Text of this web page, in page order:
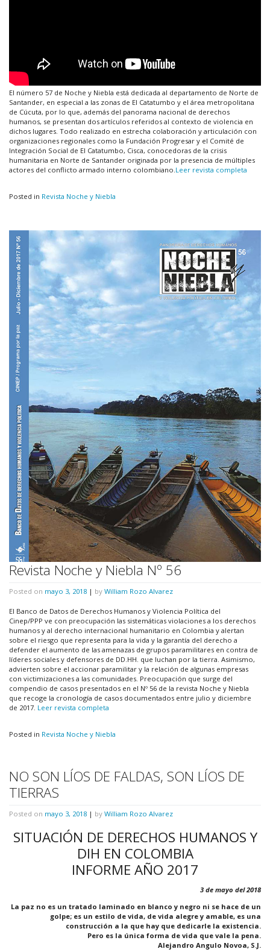
El número 57 de Noche y Niebla está dedicada al departamento de Norte de
Santander, en especial a las zonas de El Catatumbo y el área metropolitana
de Cúcuta, por lo que, además del panorama nacional de derechos
humanos, se presentan dos artículos referidos al contexto de violencia en
dichos lugares. Todo realizado en estrecha colaboración y articulación con
organizaciones regionales como la Fundación Progresar y el Comité de
Integración Social de El Catatumbo, Cisca, conocedoras de la crisis
humanitaria en Norte de Santander originada por la presencia de múltiples
actores del conflicto armado interno colombiano.Leer revista completa
Posted in Revista Noche y Niebla
Revista Noche y Niebla Nº 56
Posted on mayo 3, 2018 | by William Rozo Alvarez
El Banco de Datos de Derechos Humanos y Violencia Política del
Cinep/PPP ve con preocupación las sistemáticas violaciones a los derechos
humanos y al derecho internacional humanitario en Colombia y alertan
sobre el riesgo que representa para la vida y la garantía del derecho a
defender el aumento de las amenazas de grupos paramilitares en contra de
líderes sociales y defensores de DD.HH. que luchan por la tierra. Asimismo,
advierten sobre el accionar paramilitar y la relación de algunas empresas
con victimizaciones a las comunidades. Preocupación que surge del
compendio de casos presentados en el Nº 56 de la revista Noche y Niebla
que recoge la cronología de casos documentados entre julio y diciembre
de 2017. Leer revista completa
Posted in Revista Noche y Niebla
NO SON LÍOS DE FALDAS, SON LÍOS DE
TIERRAS
Posted on mayo 3, 2018 | by William Rozo Alvarez
SITUACIÓN DE DERECHOS HUMANOS Y
DIH EN COLOMBIA
INFORME AÑO 2017
3 de mayo del 2018
La paz no es un tratado laminado en blanco y negro ni se hace de un
golpe; es un estilo de vida, de vida alegre y amable, es una
construcción a la que hay que dedicarle la existencia.
Pero es la única forma de vida que vale la pena.
Alejandro Angulo Novoa, S.J.